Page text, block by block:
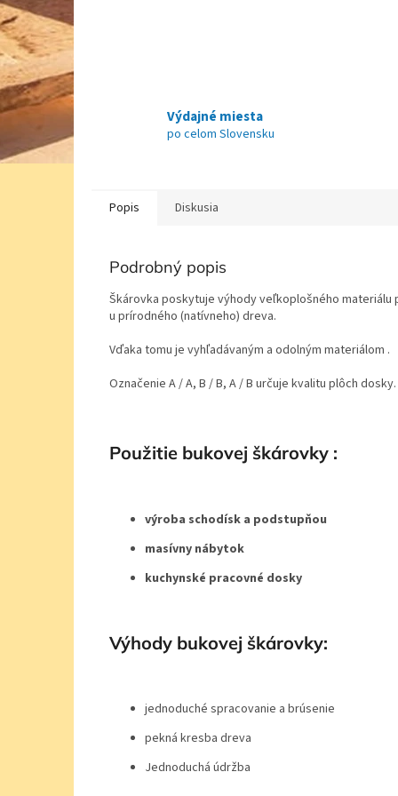
Výdajné miesta
po celom Slovensku
Popis Diskusia
Podrobný popis
Škárovka poskytuje výhody veľkoplošného
u prírodného (natívneho) dreva.
Vďaka tomu je vyhľadávaným a odolným materiálom .
Označenie A / A, B / B, A / B určuje kvalitu plôch dosky.
Použitie bukovej škárovky :
výroba schodísk a podstupňou
masívny nábytok
kuchynské pracovné dosky
Výhody bukovej škárovky:
jednoduché spracovanie a brúsenie
pekná kresba dreva
Jednoduchá údržba